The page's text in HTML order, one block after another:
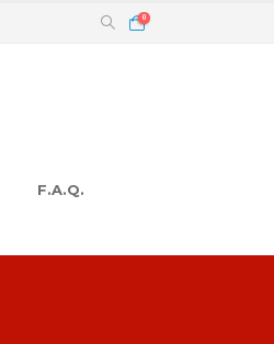
0
F.A.Q.